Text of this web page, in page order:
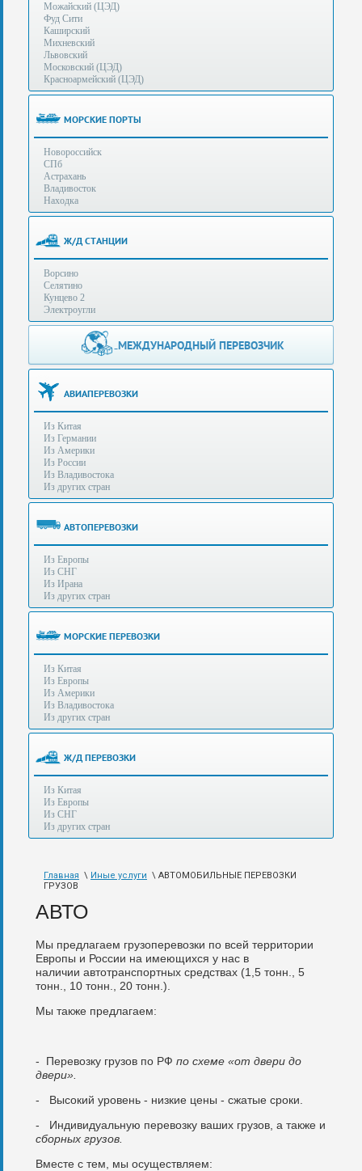
рекомендует
Таможенные
процедуры
(особенности):
Полезная
информация
Стоимость
услуг
Контакты
Заказать
звонок
Сделать
запрос
Многоканальный
телефон:
(495)
788-
Бесплатные
консультации
(Без
выходных
8:00
до
21:30)
Таможенное
оформление
грузов
аэропортах
Москвы
Шереметьево,
Внуково,
также
авиа,
железной
дороге.
Дополнительные
+7 (929) 575-
96-62
+7 (925) 104-
15-94
e-mail:info@s-standard.ru
Можайский (ЦЭД)
Фуд Сити
Каширский
Михневский
Львовский
Московский (ЦЭД)
Красноармейский (ЦЭД)
МОРСКИЕ ПОРТЫ
Новороссийск
СПб
Астрахань
Владивосток
Находка
Ж/Д СТАНЦИИ
Ворсино
Селятино
Кунцево 2
Электроугли
МЕЖДУНАРОДНЫЙ ПЕРЕВОЗЧИК
АВИАПЕРЕВОЗКИ
Из Китая
Из Германии
Из Америки
Из России
Из Владивостока
Из других стран
АВТОПЕРЕВОЗКИ
Из Европы
Из СНГ
Из Ирана
Из других стран
МОРСКИЕ ПЕРЕВОЗКИ
Из Китая
Из Европы
Из Америки
Из Владивостока
Из других стран
Ж/Д ПЕРЕВОЗКИ
Из Китая
Из Европы
Из СНГ
Из других стран
Главная \ Иные услуги \ АВТОМОБИЛЬНЫЕ ПЕРЕВОЗКИ
ГРУЗОВ
АВТО
Мы предлагаем грузоперевозки по всей территории
Европы и России на имеющихся у нас в
наличии автотранспортных средствах (1,5 тонн., 5
тонн., 10 тонн., 20 тонн.).
Мы также предлагаем:
- Перевозку грузов по РФ по схеме «от двери до
двери».
- Высокий уровень - низкие цены - сжатые сроки.
- Индивидуальную перевозку ваших грузов, а также и
сборных грузов.
Вместе с тем, мы осуществляем: